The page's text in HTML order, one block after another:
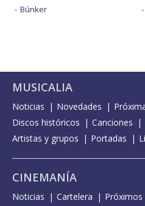
Búnker
MUSICALIA
Noticias Novedades
Discos históricos
Canciones
Artistas y grupos
Portadas
CINEMANÍA
Noticias Cartelera